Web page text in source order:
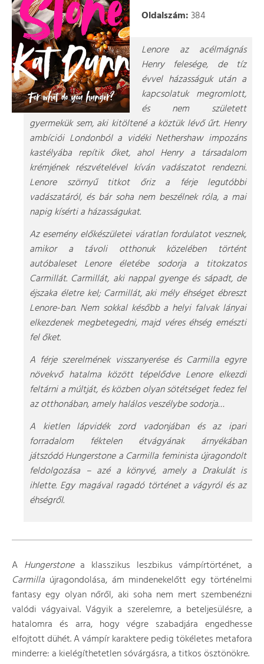
Oldalszám:384
Lenore az acélmágnás
Henry felesége, de tíz
évvel házasságuk után a
kapcsolatuk megromlott,
és nem született
gyermekük sem, aki kitöltené a köztük lévő űrt. Henry
ambíciói Londonból a vidéki Nethershaw impozáns
kastélyába repítik őket, ahol Henry a társadalom
krémjének részvételével kíván vadászatot rendezni.
Lenore szörnyű titkot őriz a férje legutóbbi
vadászatáról, és bár soha nem beszélnek róla, a mai
napig kísérti a házasságukat.
Az esemény előkészületei váratlan fordulatot vesznek,
amikor a távoli otthonuk közelében történt
autóbaleset Lenore életébe sodorja a titokzatos
Carmillát. Carmillát, aki nappal gyenge és sápadt, de
éjszaka életre kel; Carmillát, aki mély éhséget ébreszt
Lenore-ban. Nem sokkal később a helyi falvak lányai
elkezdenek megbetegedni, majd véres éhség emészti
fel őket.
A férje szerelmének visszanyerése és Carmilla egyre
növekvő hatalma között tépelődve Lenore elkezdi
feltárni a múltját, és közben olyan sötétséget fedez fel
az otthonában, amely halálos veszélybe sodorja…
A kietlen lápvidék zord vadonjában és az ipari
forradalom féktelen étvágyának árnyékában
játszódó Hungerstone a Carmilla feminista újragondolt
feldolgozása – azé a könyvé, amely a Drakulát is
ihlette. Egy magával ragadó történet a vágyról és az
éhségről.
Hungerstonea klasszikus leszbikus vámpírtörténet, a
Carmilla újragondolása, ám mindenekelőtt egy történelmi
fantasy egy olyan nőről, aki soha nem mert szembenézni
valódi vágyaival. Vágyik a szerelemre, a beteljesülésre, a
hatalomra és arra, hogy végre szabadjára engedhesse
elfojtott dühét. A vámpír karaktere pedig tökéletes metafora
minderre: a kielégíthetetlen sóvárgásra, a titkos ösztönökre.